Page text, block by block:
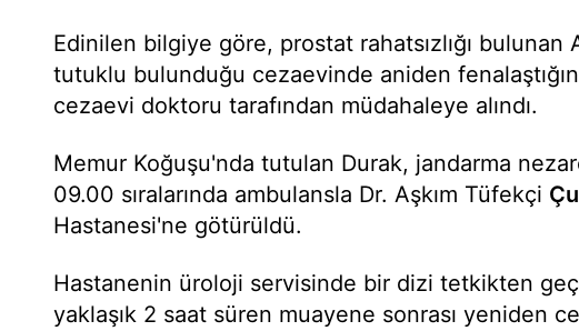
Edinilen bilgiye göre, prostat rahatsızlığı bulunan
tutuklu bulunduğu cezaevinde aniden
cezaevi doktoru tarafından müdahaleye alındı.
Memur Koğuşu'nda tutulan Durak, jandarma
09.00 sıralarında ambulansla Dr. Aşkım Tüfekçi
Hastanesi'ne götürüldü.
Hastanenin üroloji servisinde bir dizi tetkikten
yaklaşık 2 saat süren muayene sonrası yeniden